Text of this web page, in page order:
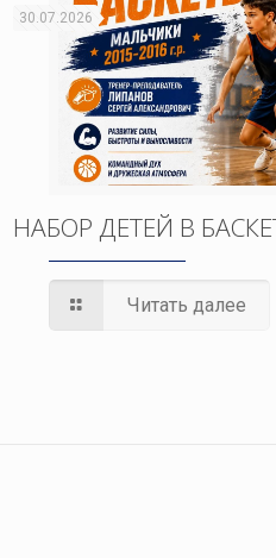
30.07.2026
НАБОР ДЕТЕЙ В
Читать далее